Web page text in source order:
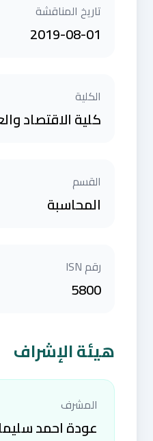
تاريخ المناقشة
2019-08-01
الكلية
كلية الاقتصاد
القسم
المحاسبة
رقم ISN
5800
هيئة الإشراف
المشرف
عودة احمد